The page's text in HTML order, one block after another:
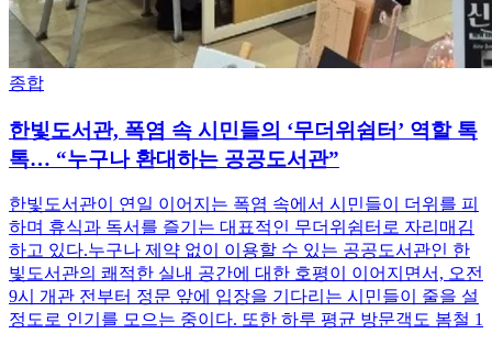
종합
한빛도서관, 폭염 속 시민들의 ‘무더위쉼터’ 역할 톡
톡… “누구나 환대하는 공공도서관”
한빛도서관이 연일 이어지는 폭염 속에서 시민들이 더위를 피
하며 휴식과 독서를 즐기는 대표적인 무더위쉼터로 자리매김
하고 있다.누구나 제약 없이 이용할 수 있는 공공도서관인 한
빛도서관의 쾌적한 실내 공간에 대한 호평이 이어지면서, 오전
9시 개관 전부터 정문 앞에 입장을 기다리는 시민들이 줄을 설
정도로 인기를 모으는 중이다. 또한 하루 평균 방문객도 봄철 1